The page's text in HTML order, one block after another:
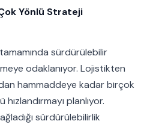
Yönlü Strateji
sürdürülebilir
odaklanıyor. Lojistikten
hammaddeye kadar birçok
planlıyor.
sürdürülebilirlik